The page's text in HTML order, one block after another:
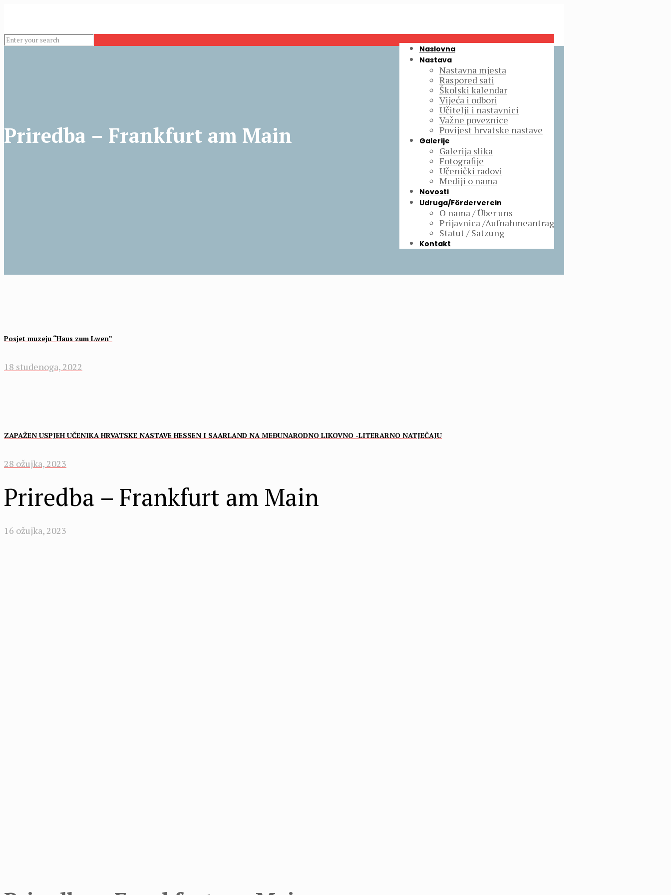
Naslovna
Nastava
Nastavna mjesta
Raspored sati
Školski kalendar
Vijeća i odbori
Učitelji i nastavnici
Važne poveznice
Povijest hrvatske nastave
Galerije
Galerija slika
Fotografije
Učenički radovi
Mediji o nama
Novosti
Udruga/Förderverein
O nama / Über uns
Prijavnica /Aufnahmeantrag
Statut / Satzung
Kontakt
Priredba – Frankfurt am Main
Posjet muzeju “Haus zum Lӧwen”
18 studenoga, 2022
ZAPAŽEN USPJEH UČENIKA HRVATSKE NASTAVE HESSEN I SAARLAND NA MEĐUNARODNO LIKOVNO -LITERARNO NATJEČAJU
28 ožujka, 2023
Priredba – Frankfurt am Main
16 ožujka, 2023